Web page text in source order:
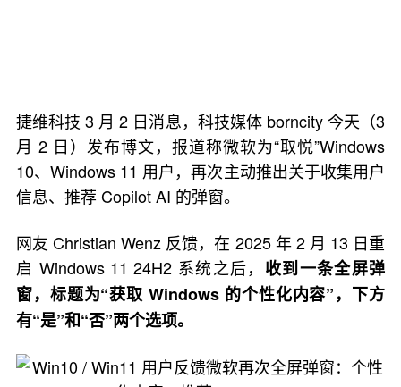
捷维科技 3 月 2 日消息，科技媒体 borncity 今天（3
月 2 日）发布博文，报道称微软为“取悦”Windows
10、Windows 11 用户，再次主动推出关于收集用户
信息、推荐 Copilot AI 的弹窗。
网友 Christian Wenz 反馈，在 2025 年 2 月 13 日重
启 Windows 11 24H2 系统之后， 收到一条全屏弹
窗，标题为“获取 Windows 的个性化内容”，下方
有“是”和“否”两个选项。